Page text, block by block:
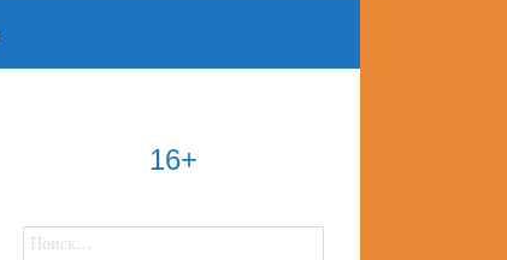
16+
Найти: